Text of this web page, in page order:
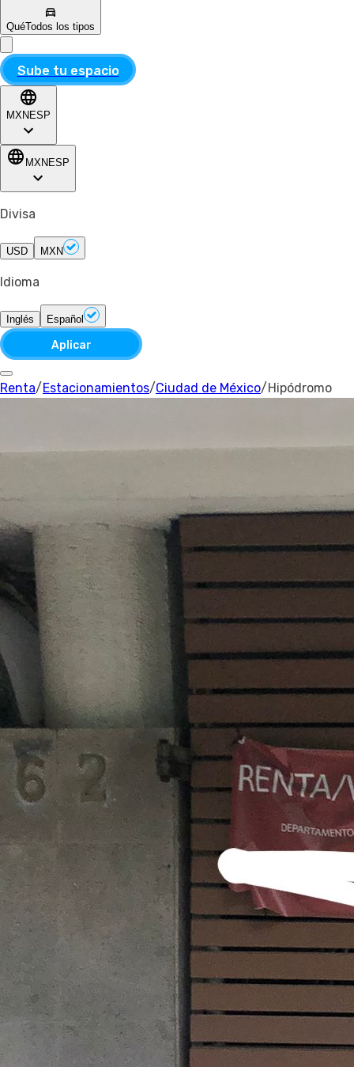
QuéTodos los tipos
Sube tu espacio
MXN ESP
MXN ESP
Divisa
USD MXN
Idioma
Inglés Español
Aplicar
Renta/ Estacionamientos/Ciudad de México/ Hipódromo